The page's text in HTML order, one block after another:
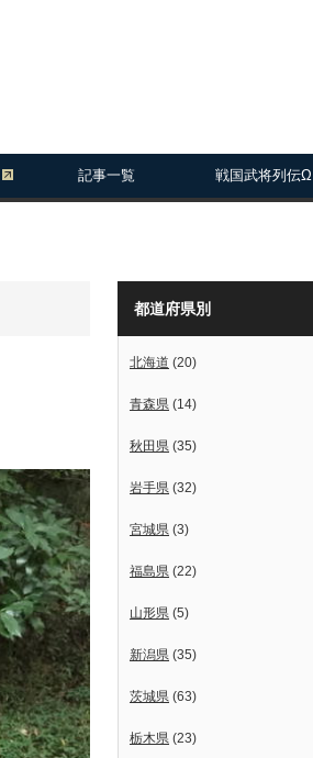
記事一覧 戦国武将列伝Ω
都道府県別
北海道 (20)
青森県 (14)
秋田県 (35)
岩手県 (32)
宮城県 (3)
福島県 (22)
山形県 (5)
新潟県 (35)
茨城県 (63)
栃木県 (23)